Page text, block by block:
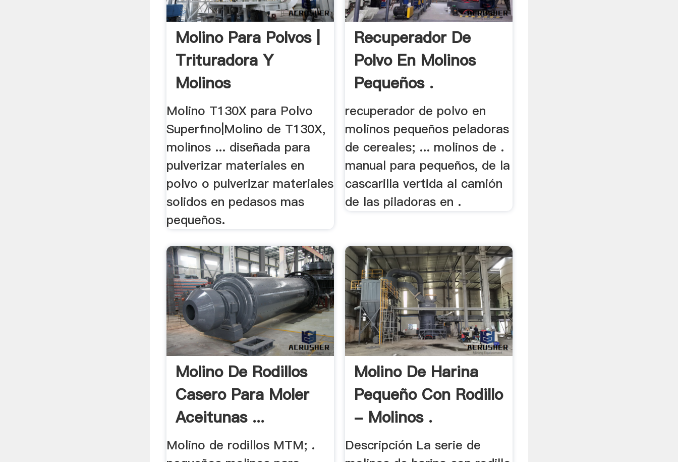
Molino Para Polvos |
Trituradora Y
Molinos
Molino T130X para Polvo
Superfino|Molino de T130X,
molinos ... diseñada para
pulverizar materiales en
polvo o pulverizar materiales
solidos en pedasos mas
pequeños.
Recuperador De
Polvo En Molinos
Pequeños .
recuperador de polvo en
molinos pequeños peladoras
de cereales; ... molinos de .
manual para pequeños, de la
cascarilla vertida al camión
de las piladoras en .
Molino De Rodillos
Casero Para Moler
Aceitunas ...
Molino de rodillos MTM; .
Molino De Harina
Pequeño Con Rodillo
- Molinos .
Descripción La serie de